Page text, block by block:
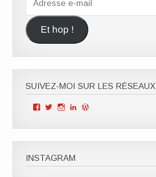
Et hop !
SUIVEZ-MOI SUR LES RÉSEAUX
Voir
de
de
Maman
Voir
de
Twitter
Voir
de
Instagram
Voir
de de
INSTAGRAM